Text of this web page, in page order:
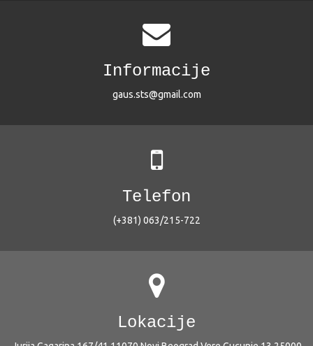
Informacije
gaus.sts@gmail.com
Telefon
(+381) 063/215-722
Lokacije